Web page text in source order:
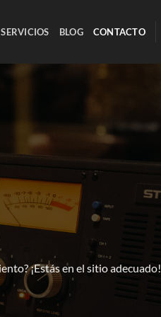
SERVICIOS BLOG CONTACTO
¡Estás en el sitio adecuado!